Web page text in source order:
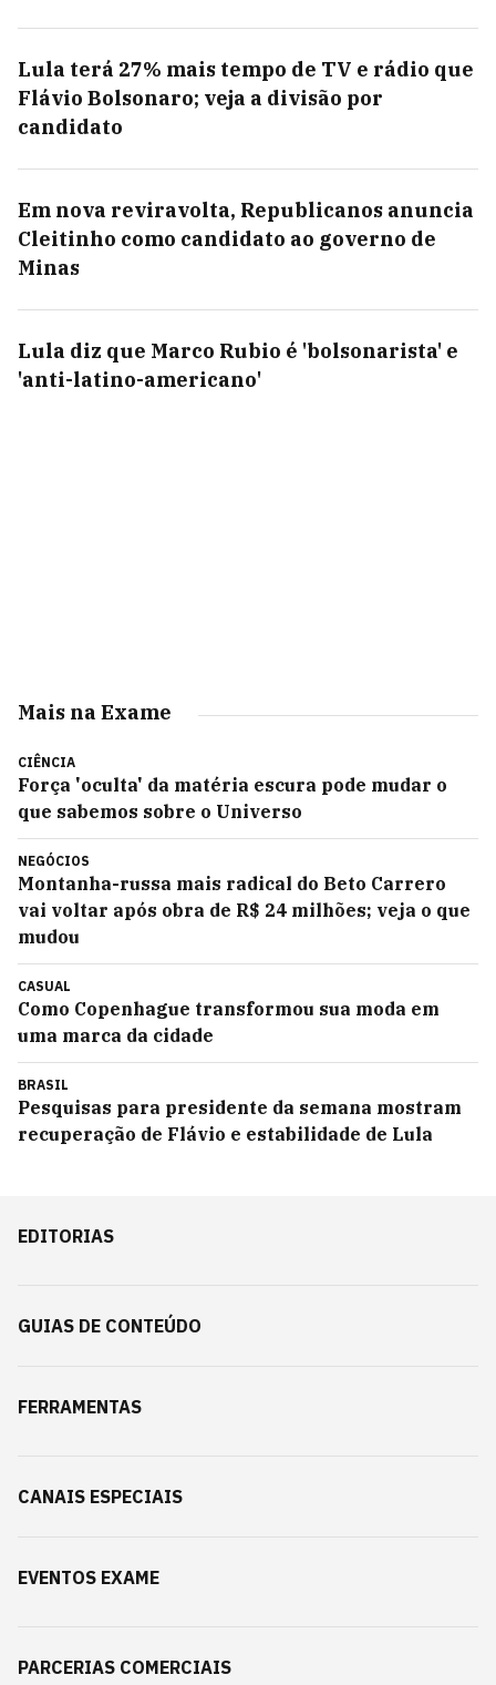
Lula terá 27% mais tempo de TV e rádio que
Flávio Bolsonaro; veja a divisão por
candidato
Em nova reviravolta, Republicanos anuncia
Cleitinho como candidato ao governo de
Minas
Lula diz que Marco Rubio é 'bolsonarista' e
'anti-latino-americano'
Mais na Exame
CIÊNCIA
Força 'oculta' da matéria escura pode mudar o
que sabemos sobre o Universo
NEGÓCIOS
Montanha-russa mais radical do Beto Carrero
vai voltar após obra de R$ 24 milhões; veja o que
mudou
CASUAL
Como Copenhague transformou sua moda em
uma marca da cidade
BRASIL
Pesquisas para presidente da semana mostram
recuperação de Flávio e estabilidade de Lula
EDITORIAS
GUIAS DE CONTEÚDO
FERRAMENTAS
CANAIS ESPECIAIS
EVENTOS EXAME
PARCERIAS COMERCIAIS